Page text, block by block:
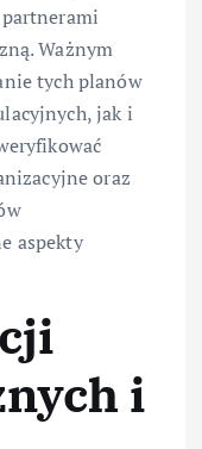
Ważnym
tych planów
jak i
oraz
aspekty
i